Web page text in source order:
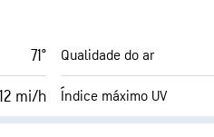
(Muito
Teto de nuvens
71°
mi/h
Qualidade do ar
Índice máximo UV
AccuLumen Brightness